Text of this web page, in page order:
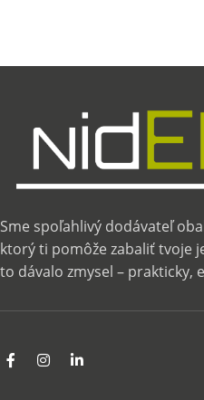
Sme spoľahlivý dodávateľ
ktorý ti pomôže zabaliť tvoje
to dávalo zmysel – prakticky,